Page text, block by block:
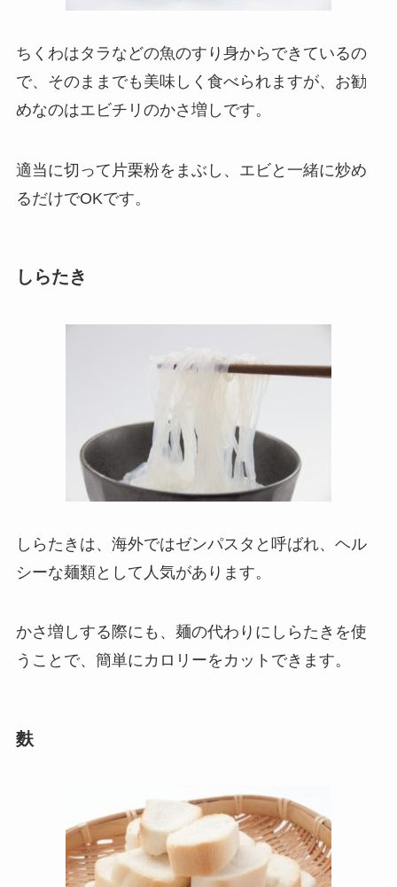
ちくわはタラなどの魚のすり身からできているの
で、そのままでも美味しく食べられますが、お勧
めなのはエビチリのかさ増しです。
適当に切って片栗粉をまぶし、エビと一緒に炒め
るだけでOKです。
しらたき
しらたきは、海外ではゼンパスタと呼ばれ、ヘル
シーな麺類として人気があります。
かさ増しする際にも、麺の代わりにしらたきを使
うことで、簡単にカロリーをカットできます。
麩